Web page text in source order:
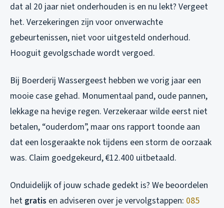
dat al 20 jaar niet onderhouden is en nu lekt? Vergeet
het. Verzekeringen zijn voor onverwachte
gebeurtenissen, niet voor uitgesteld onderhoud.
Hooguit gevolgschade wordt vergoed.
Bij Boerderij Wassergeest hebben we vorig jaar een
mooie case gehad. Monumentaal pand, oude pannen,
lekkage na hevige regen. Verzekeraar wilde eerst niet
betalen, “ouderdom”, maar ons rapport toonde aan
dat een losgeraakte nok tijdens een storm de oorzaak
was. Claim goedgekeurd, €12.400 uitbetaald.
Onduidelijk of jouw schade gedekt is? We beoordelen
het gratis en adviseren over je vervolgstappen: 085